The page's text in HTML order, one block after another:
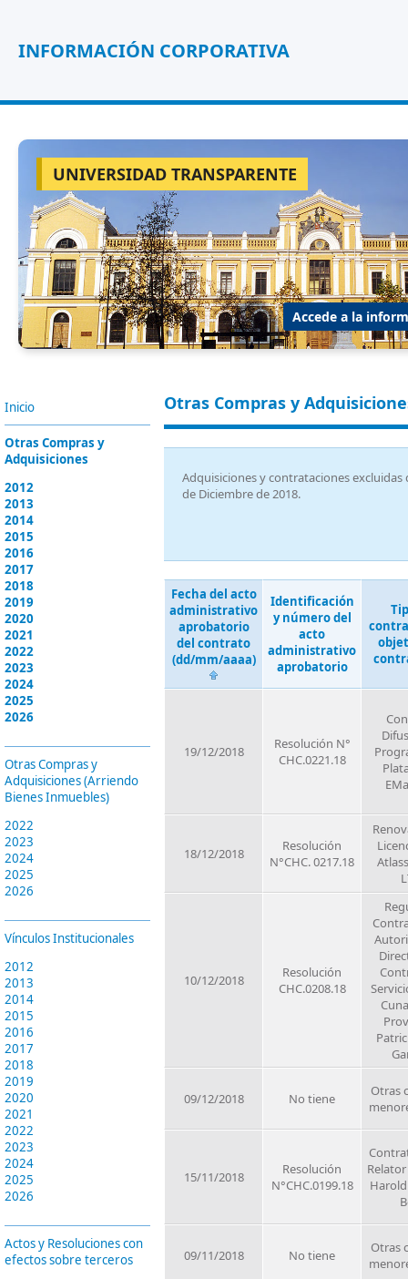
INFORMACIÓN CORPORATIVA
UNIVERSIDAD TRANSPARENTE
Accede a la
Inicio
Otras Compras y
Adquisiciones
2012
2013
2014
2015
2016
2017
2018
2019
2020
2021
2022
2023
2024
2025
2026
Otras Compras y
Adquisiciones (Arriendo
Bienes Inmuebles)
2022
2023
2024
2025
2026
Vínculos Institucionales
2012
2013
2014
2015
2016
2017
2018
2019
2020
2021
2022
2023
2024
2025
2026
Actos y Resoluciones con
efectos sobre terceros
Otras Compras y
Adquisiciones y contrataciones excluidas
de Diciembre de 2018.
Fecha del acto
administrativo
aprobatorio
del contrato
(dd/mm/aaaa)
Identificación
y número del
acto
administrativo
aprobatorio
19/12/2018
Resolución N°
CHC.0221.18
18/12/2018
Resolución
N°CHC. 0217.18
10/12/2018
Resolución
CHC.0208.18
09/12/2018 No tiene
Otras
15/11/2018
Resolución
N°CHC.0199.18
09/11/2018 No tiene
Otras